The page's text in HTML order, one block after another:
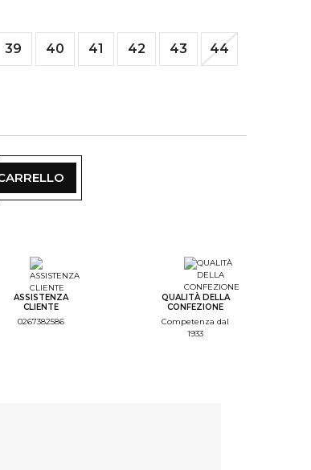
39 40 41 42 43 44
ASSISTENZA
CLIENTE
0267382586
QUALITÀ DELLA
CONFEZIONE
Competenza dal
1933